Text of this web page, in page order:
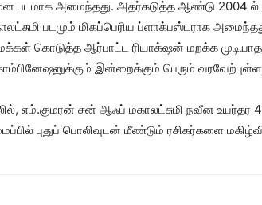
படமாக அமைந்தது. அதர்கடுத்த ஆண்டு 2004
படமும் மிகப்பெரிய ப்ளாக்பஸ்டராக
கொடுத்த ஆர்பாட்ட ரியாக்‌ஷன் மறக்க
இன்றைக்கும் பெரும்
எம்.குமரன் சன் ஆஃப் மகாலட்சுமி நவீன உயர்தர
புதுப் பொலிவுடன் மீண்டும் ரசிகர்களை